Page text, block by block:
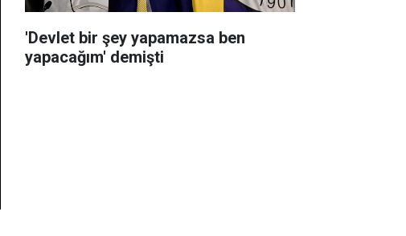
'Devlet bir şey yapamazsa ben
yapacağım' demişti